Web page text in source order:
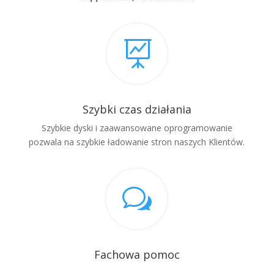

Szybki czas działania
Szybkie dyski i zaawansowane oprogramowanie
pozwala na szybkie ładowanie stron naszych Klientów.
w
Fachowa pomoc